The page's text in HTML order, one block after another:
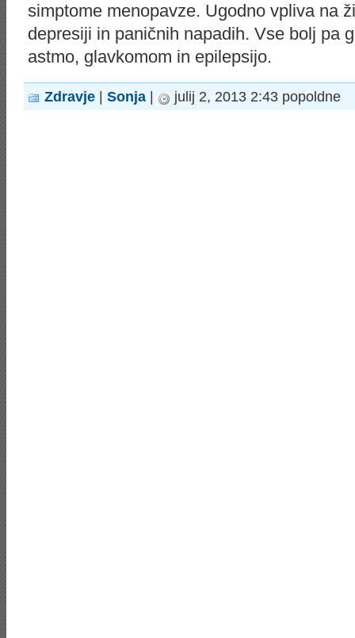
simptome menopavze. Ugodno vpliva na
depresiji in paničnih napadih. Vse bolj pa
astmo, glavkomom in epilepsijo.
Zdravje Sonja julij 2, 2013 2:43 popoldne